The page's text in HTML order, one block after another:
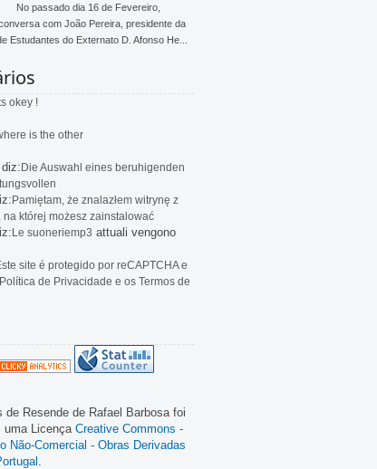
No passado dia 16 de Fevereiro,
com João Pereira, presidente da
Estudantes do Externato D. Afonso He...
okey !
is the other
diz:Die Auswahl eines beruhigenden
Pamiętam, że znalazłem witrynę z
na której możesz zainstalować
Le suoneriemp3 attuali vengono
site é protegido por reCAPTCHA e
de Privacidade e os Termos de
de Resende de Rafael Barbosa foi
uma Licença Creative Commons -
Não-Comercial - Obras Derivadas